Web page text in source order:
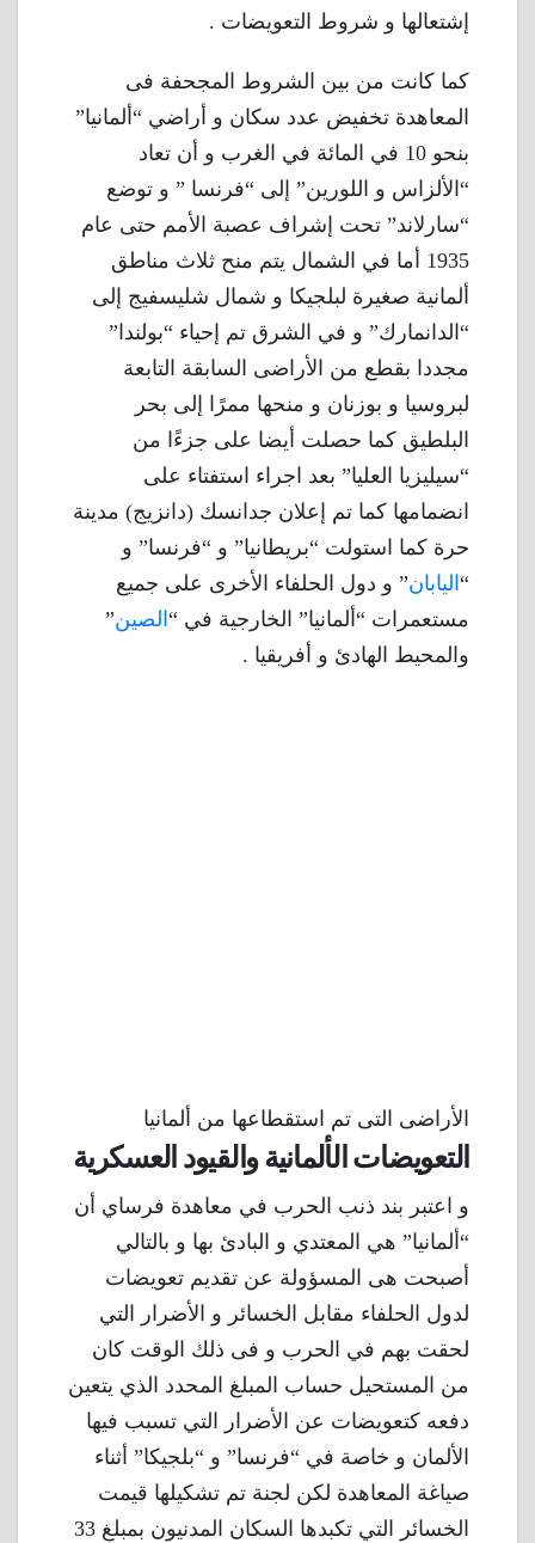
إشتعالها و شروط التعويضات .
كما كانت من بين الشروط المجحفة فى
المعاهدة تخفيض عدد سكان و أراضي “ألمانيا”
بنحو 10 في المائة في الغرب و أن تعاد
“الألزاس و اللورين” إلى “فرنسا ” و توضع
“سارلاند” تحت إشراف عصبة الأمم حتى عام
1935 أما في الشمال يتم منح ثلاث مناطق
ألمانية صغيرة لبلجيكا و شمال شليسفيج إلى
“الدانمارك” و في الشرق تم إحياء “بولندا”
مجددا بقطع من الأراضى السابقة التابعة
لبروسيا و بوزنان و منحها ممرًا إلى بحر
البلطيق كما حصلت أيضا على جزءًا من
“سيليزيا العليا” بعد اجراء استفتاء على
انضمامها كما تم إعلان جدانسك (دانزيج) مدينة
حرة كما استولت “بريطانيا” و “فرنسا” و
“ اليابان” و دول الحلفاء الأخرى على جميع
مستعمرات “ألمانيا” الخارجية في “ الصين”
والمحيط الهادئ و أفريقيا .
الأراضى التى تم استقطاعها من ألمانيا
التعويضات الألمانية والقيود العسكرية
و اعتبر بند ذنب الحرب في معاهدة فرساي أن
“ألمانيا” هي المعتدي و البادئ بها و بالتالي
أصبحت هى المسؤولة عن تقديم تعويضات
لدول الحلفاء مقابل الخسائر و الأضرار التي
لحقت بهم في الحرب و فى ذلك الوقت كان
من المستحيل حساب المبلغ المحدد الذي يتعين
دفعه كتعويضات عن الأضرار التي تسبب فيها
الألمان و خاصة في “فرنسا” و “بلجيكا” أثناء
صياغة المعاهدة لكن لجنة تم تشكيلها قيمت
الخسائر التي تكبدها السكان المدنيون بمبلغ 33